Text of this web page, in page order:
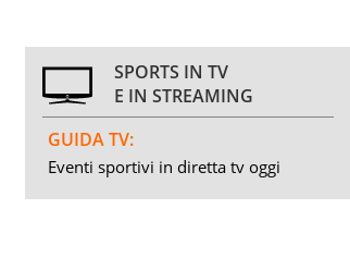
SPORTS IN TV
E IN STREAMING
GUIDA TV:
Eventi sportivi in diretta tv oggi